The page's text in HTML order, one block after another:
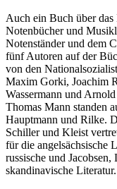
Auch ein Buch über
Notenbücher und
Notenständer und dem
fünf Autoren auf der
von den
Maxim Gorki, Joachim
Wassermann und
Thomas Mann standen
Hauptmann und Rilke.
Schiller und Kleist
für die angelsächsische
russische und
skandinavische Literatur.